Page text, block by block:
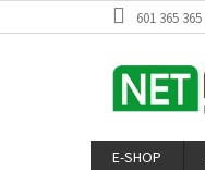
na
601 365 365
E-SHOP